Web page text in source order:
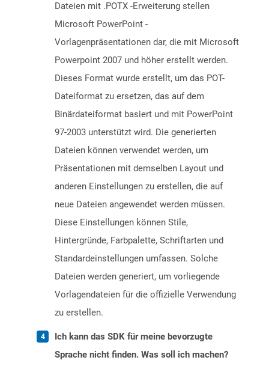
Dateien mit .POTX -Erweiterung stellen
Microsoft PowerPoint -
Vorlagenpräsentationen dar, die mit Microsoft
Powerpoint 2007 und höher erstellt werden.
Dieses Format wurde erstellt, um das POT-
Dateiformat zu ersetzen, das auf dem
Binärdateiformat basiert und mit PowerPoint
97-2003 unterstützt wird. Die generierten
Dateien können verwendet werden, um
Präsentationen mit demselben Layout und
anderen Einstellungen zu erstellen, die auf
neue Dateien angewendet werden müssen.
Diese Einstellungen können Stile,
Hintergründe, Farbpalette, Schriftarten und
Standardeinstellungen umfassen. Solche
Dateien werden generiert, um vorliegende
Vorlagendateien für die offizielle Verwendung
zu erstellen.
Ich kann das SDK für meine bevorzugte
Sprache nicht finden. Was soll ich machen?